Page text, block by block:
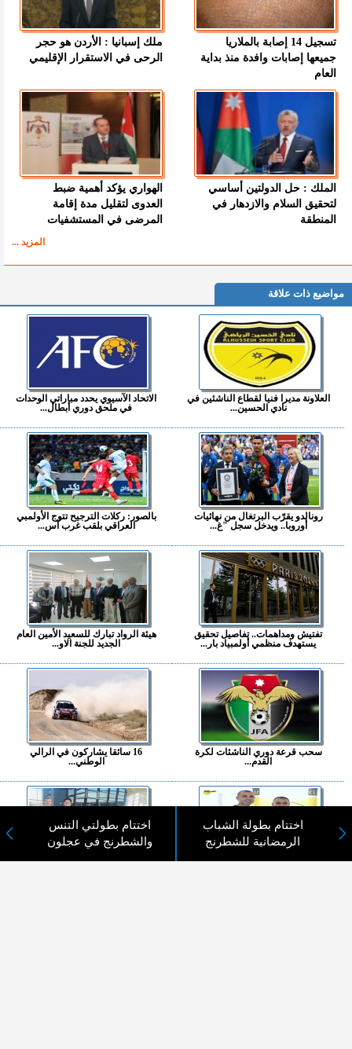
تسجيل 14 إصابة بالملاريا
جميعها إصابات وافدة منذ بداية
العام
ملك إسبانيا : الأردن هو حجر
الرحى في الاستقرار الإقليمي
الملك : حل الدولتين أساسي
لتحقيق السلام والازدهار في
المنطقة
الهواري يؤكد أهمية ضبط
العدوى لتقليل مدة إقامة
المرضى في المستشفيات
المزيد ...
مواضيع ذات علاقة
العلاونة مديرا فنيا لقطاع الناشئين في
نادي الحسين...
الاتحاد الآسيوي يحدد مباراتي الوحدات
في ملحق دوري أبطال...
رونالدو يقرّب البرتغال من نهائيات
أوروبا.. ويدخل سجل "غ...
بالصور: ركلات الترجيح تتوج الأولمبي
العراقي بلقب غرب آس...
تفتيش ومداهمات.. تفاصيل تحقيق
يستهدف منظمي أولمبياد بار...
هيئة الرواد تبارك للسعيد الأمين العام
الجديد للجنة الاو...
سحب قرعة دوري الناشئات لكرة
القدم...
16 سائقا يشاركون في الرالي
الوطني...
اختتام بطولة الشباب
الرمضانية للشطرنج
اختتام بطولتي التنس
والشطرنج في عجلون